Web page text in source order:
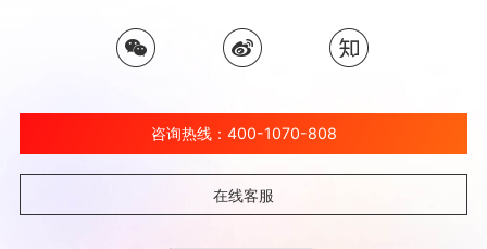
咨询热线：400-1070-808
在线客服